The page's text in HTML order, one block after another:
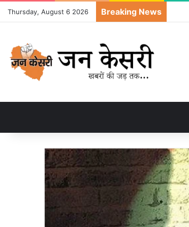
Thursday, August 6 2026 Breaking News